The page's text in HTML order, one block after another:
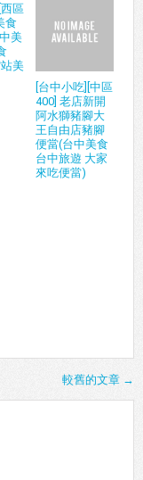
區
食
美
美
[台中小吃][中區
400] 老店新開
阿水獅豬腳大
王自由店豬腳
便當(台中美食
台中旅遊 大家
來吃便當)
較舊的文章 →